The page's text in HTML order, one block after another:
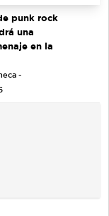
punk rock
una
en la
-